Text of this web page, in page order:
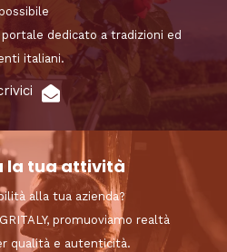
dedicato a tradizioni ed
italiani.
la tua attività
alla tua azienda?
promuoviamo realtà
qualità e autenticità.